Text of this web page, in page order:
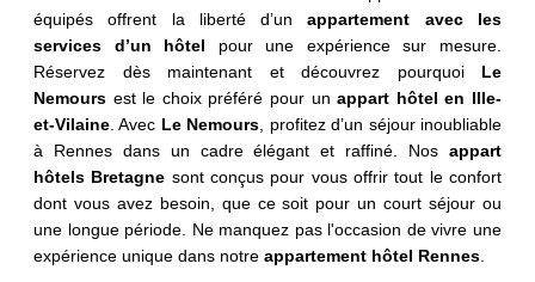
équipés offrent la liberté d’unappartement avec les
services d’un hôtel pour une expérience sur mesure.
Réservez dès maintenant et découvrez pourquoi Le
Nemours est le choix préféré pour unappart hôtel en Ille-
et-Vilaine . Avec Le Nemours , profitez d’un séjour inoubliable
à Rennes dans un cadre élégant et raffiné. Nos appart
hôtels Bretagne sont conçus pour vous offrir tout le confort
dont vous avez besoin, que ce soit pour un court séjour ou
une longue période. Ne manquez pas l'occasion de vivre une
expérience unique dans notre appartement hôtel Rennes
Services
Engagements RSE
Offres
Photos
Accès corporate
Contact & Accès
Recrutement
Message*: